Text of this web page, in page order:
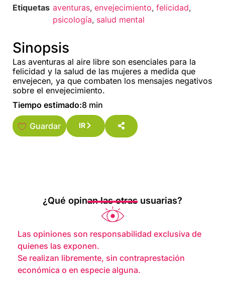
Etiquetas aventuras, envejecimiento, felicidad,
psicología, salud mental
Sinopsis
Las aventuras al aire libre son esenciales para la
felicidad y la salud de las mujeres a medida que
envejecen, ya que combaten los mensajes negativos
sobre el envejecimiento.
Tiempo estimado:8 min
Guardar IR
¿Qué opinan las otras usuarias?
Las opiniones son responsabilidad exclusiva de
quienes las exponen.
Se realizan libremente, sin contraprestación
económica o en especie alguna.